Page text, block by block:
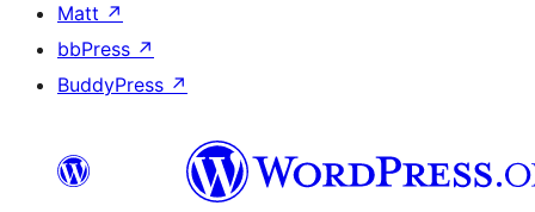
Matt ↗
bbPress ↗
BuddyPress ↗